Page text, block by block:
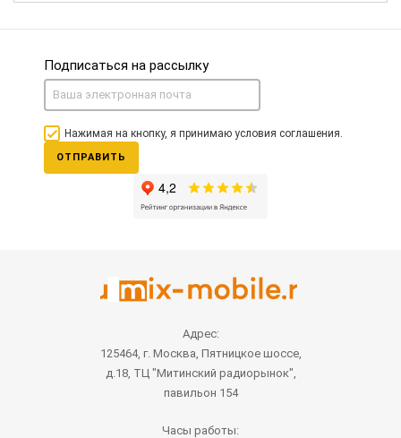
Подписаться на рассылку
Нажимая на кнопку, я принимаю условия соглашения.
ОТПРАВИТЬ
Адрес:
125464, г. Москва, Пятницкое шоссе,
д.18, ТЦ "Митинский радиорынок",
павильон 154
Часы работы: